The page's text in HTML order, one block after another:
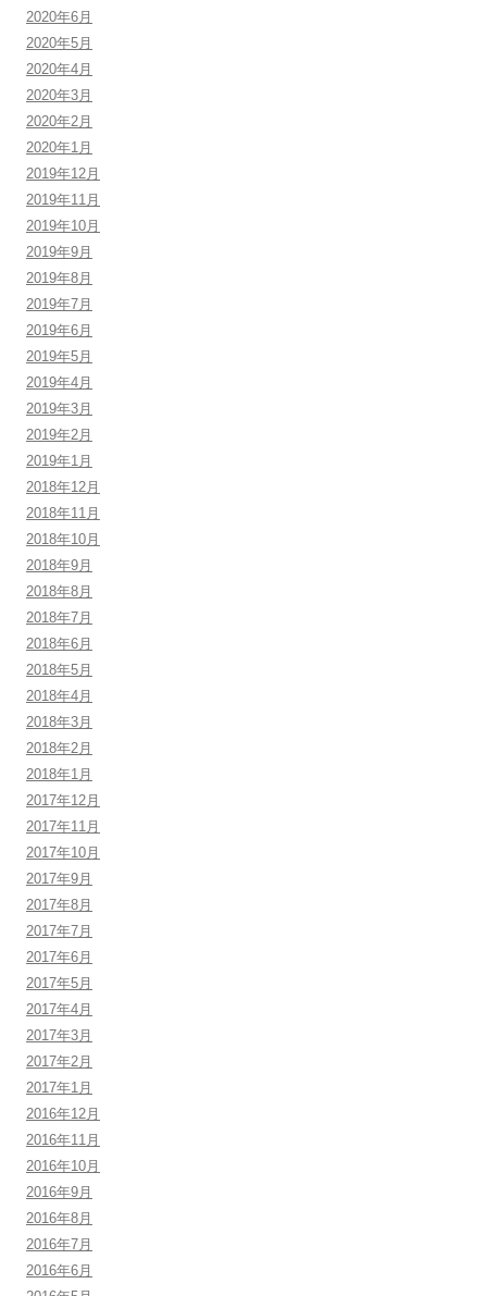
2020年6月
2020年5月
2020年4月
2020年3月
2020年2月
2020年1月
2019年12月
2019年11月
2019年10月
2019年9月
2019年8月
2019年7月
2019年6月
2019年5月
2019年4月
2019年3月
2019年2月
2019年1月
2018年12月
2018年11月
2018年10月
2018年9月
2018年8月
2018年7月
2018年6月
2018年5月
2018年4月
2018年3月
2018年2月
2018年1月
2017年12月
2017年11月
2017年10月
2017年9月
2017年8月
2017年7月
2017年6月
2017年5月
2017年4月
2017年3月
2017年2月
2017年1月
2016年12月
2016年11月
2016年10月
2016年9月
2016年8月
2016年7月
2016年6月